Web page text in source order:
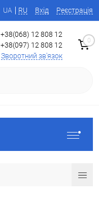
UA RU Вхід Реєстрація
+38(068) 12 808 12
+38(097) 12 808 12
Зворотний зв'язок
0